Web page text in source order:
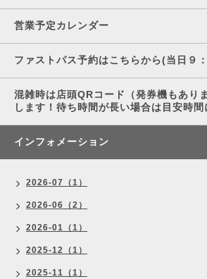
営業予定カレンダー
ファストパス予約はこちらから(当日９
混雑時は店頭QRコード（発券機もあり
します！待ち時間が長い場合は目安時
インフォメーション
2026-07（1）
2026-06（2）
2026-01（1）
2025-12（1）
2025-11（1）